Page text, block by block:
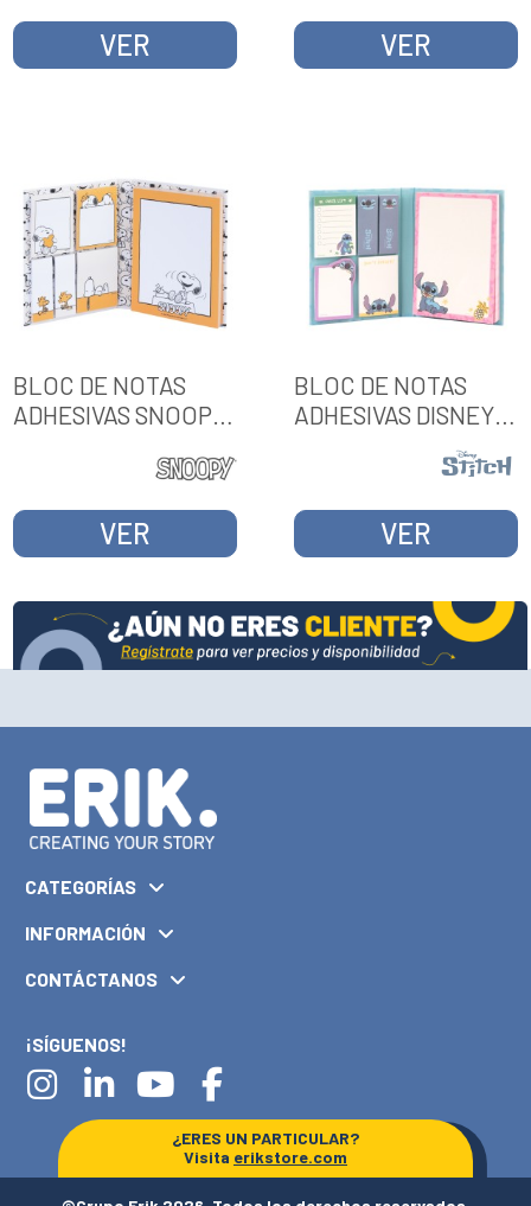
VER VER
BLOC DE NOTAS
ADHESIVAS SNOOPY
VER
BLOC DE NOTAS
ADHESIVAS DISNEY
STITCH TROPICAL
VER
CATEGORÍAS
INFORMACIÓN
CONTÁCTANOS
¡SÍGUENOS!
¿ERES UN PARTICULAR?
Visita erikstore.com